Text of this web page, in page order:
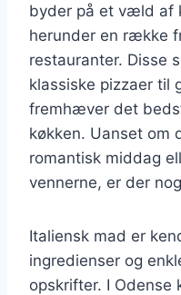
byder på et væld af
herunder en række
restauranter. Disse
klassiske pizzaer til
fremhæver det
køkken. Uanset om
romantisk middag
vennerne, er der
Italiensk mad er
ingredienser og
opskrifter. I Odense